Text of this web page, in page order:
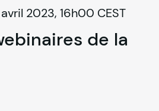
2023, 16h00 CEST
de la